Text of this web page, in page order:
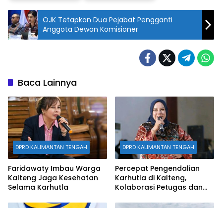
OJK Tetapkan Dua Pejabat Pengganti
Anggota Dewan Komisioner
Baca Lainnya
DPRD KALIMANTAN TENGAH
Faridawaty Imbau Warga
Kalteng Jaga Kesehatan
Selama Karhutla
DPRD KALIMANTAN TENGAH
Percepat Pengendalian
Karhutla di Kalteng,
Kolaborasi Petugas dan